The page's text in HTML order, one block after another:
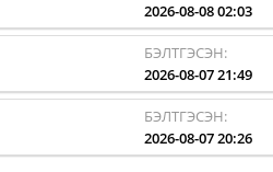
2026-08-08 02:03
БЭЛТГЭСЭН:
2026-08-07 21:49
БЭЛТГЭСЭН:
2026-08-07 20:26